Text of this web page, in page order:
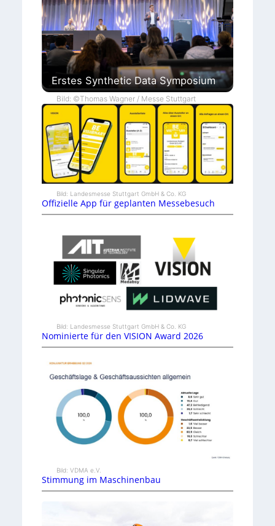
Erstes Synthetic Data Symposium
Bild: ©Thomas Wagner / Messe Stuttgart
Bild: Landesmesse Stuttgart GmbH & Co. KG
Offizielle App für geplanten Messebesuch
Bild: Landesmesse Stuttgart GmbH & Co. KG
Nominierte für den VISION Award 2026
Bild: VDMA e.V.
Stimmung im Maschinenbau